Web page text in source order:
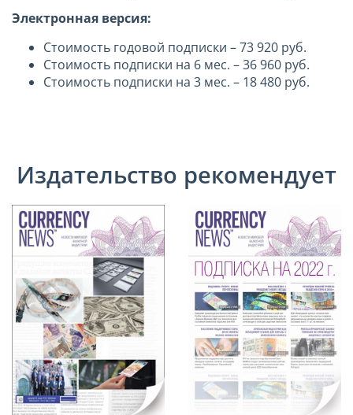
Электронная версия:
Стоимость годовой подписки – 73 920 руб.
Стоимость подписки на 6 мес. – 36 960 руб.
Стоимость подписки на 3 мес. – 18 480 руб.
Издательство рекомендует